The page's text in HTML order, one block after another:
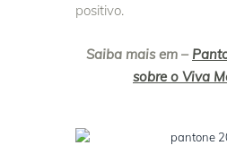
positivo.
Saiba mais em –
sobre o Viva